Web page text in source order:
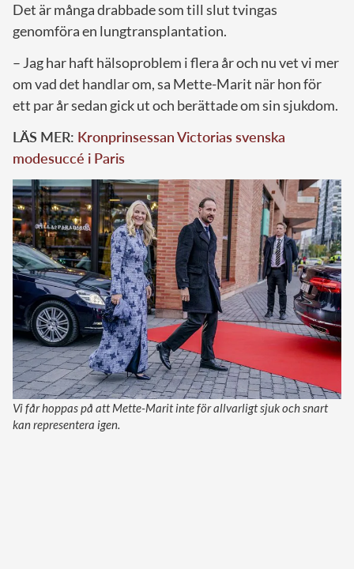
Det är många drabbade som till slut tvingas
genomföra en lungtransplantation.
– Jag har haft hälsoproblem i flera år och nu vet vi mer
om vad det handlar om, sa Mette-Marit när hon för
ett par år sedan gick ut och berättade om sin sjukdom.
LÄS MER: Kronprinsessan Victorias svenska
modesuccé i Paris
Vi får hoppas på att Mette-Marit inte för allvarligt sjuk och snart
kan representera igen.